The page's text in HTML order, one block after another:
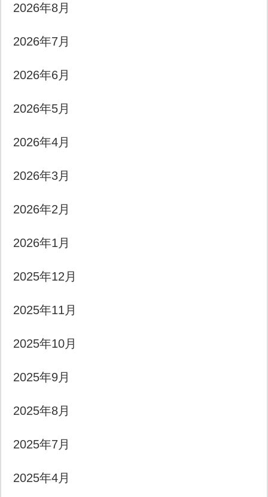
2026年8月
2026年7月
2026年6月
2026年5月
2026年4月
2026年3月
2026年2月
2026年1月
2025年12月
2025年11月
2025年10月
2025年9月
2025年8月
2025年7月
2025年4月